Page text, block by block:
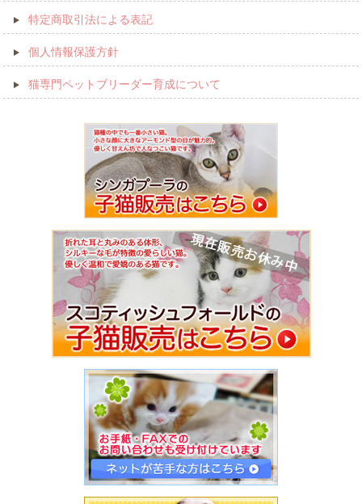
特定商取引法による表記
個人情報保護方針
猫専門ペットブリーダー育成について